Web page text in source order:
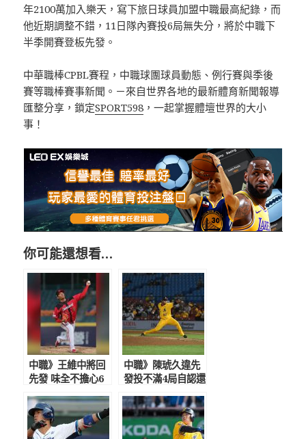
年2100萬加入樂天，寫下旅日球員加盟中職最高紀錄，而
他近期調整不錯，11日隊內賽投6局無失分，將於中職下
半季開賽登板先發。
中華職棒CPBL賽程，中職球團球員動態、例行賽與季後
賽等職棒賽事新聞。－來自世界各地的最新體育新聞報導
匯整分享，鎖定SPORT598 ，一起掌握體壇世界的大小
事！
你可能還想看…
中職》王維中將回
先發 味全不擔心6
中職》陳琥久違先
發投不滿4局自認還
格：還有機會